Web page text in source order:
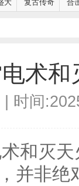
大 复古传奇 合
术
时间
和灭
并非绝